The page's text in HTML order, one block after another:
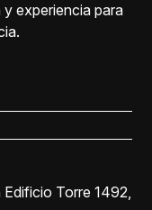
experiencia para
Torre 1492,